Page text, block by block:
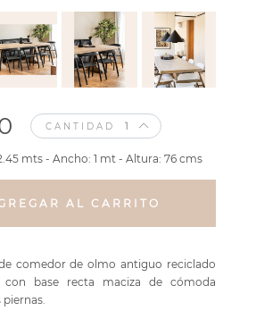
CANTIDAD
mts - Ancho: 1 mt - Altura: 76 cms
AL CARRITO
comedor de olmo antiguo reciclado
base recta maciza de cómoda
piernas.